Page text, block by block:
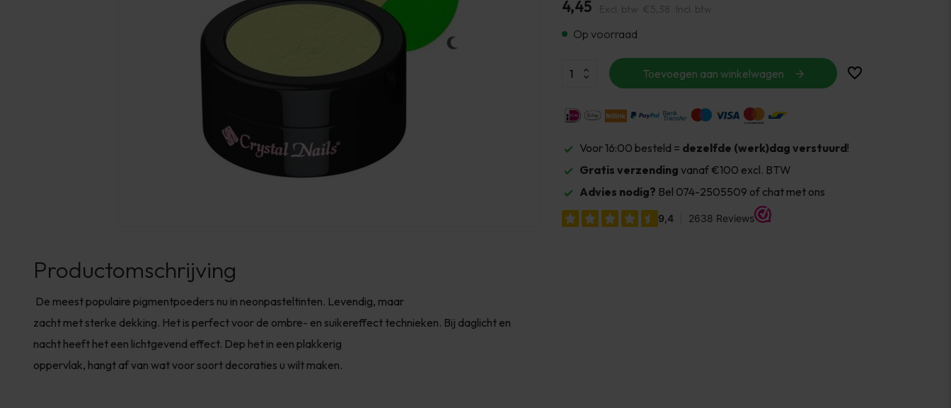
Productomschrijving
De meest populaire pigmentpoeders nu in neonpasteltinten. Levendig, maar
zacht met sterke dekking. Het is perfect voor de ombre- en suikereffect technieken. Bij daglicht en
nacht heeft het een lichtgevend effect. Dep het in een plakkerig
oppervlak, hangt af van wat voor soort decoraties u wilt maken.
4,45 Excl. btw €5,38 Incl. btw
Op voorraad
Toevoegen aan winkelwagen
Voor 16:00 besteld = dezelfde (werk)dag verstuurd!
Gratis verzending vanaf €100 excl. BTW
Advies nodig? Bel 074-2505509 of chat met ons